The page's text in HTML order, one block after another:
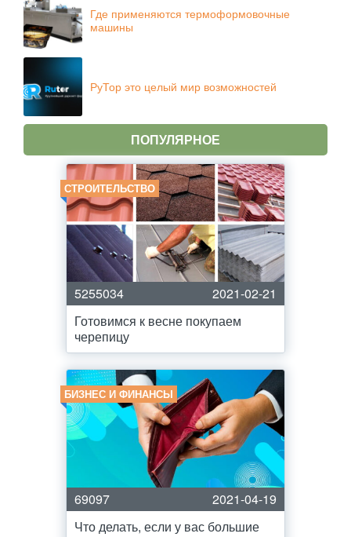
Где применяются термоформовочные
машины
РуТор это целый мир возможностей
ПОПУЛЯРНОЕ
СТРОИТЕЛЬСТВО
5255034
2021-02-21
Готовимся к весне покупаем
черепицу
БИЗНЕС И ФИНАНСЫ
69097
2021-04-19
Что делать, если у вас большие